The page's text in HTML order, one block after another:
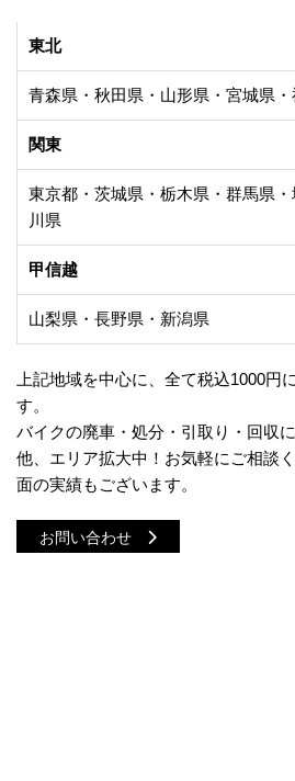
東北
青森県・秋田県・山形県・宮城県・
関東
東京都・茨城県・栃木県・群馬県
川県
甲信越
山梨県・長野県・新潟県
上記地域を中心に、全て税込1000円
す。
バイクの廃車・処分・引取り・回収
他、エリア拡大中！お気軽にご相談
面の実績もございます。
お問い合わせ